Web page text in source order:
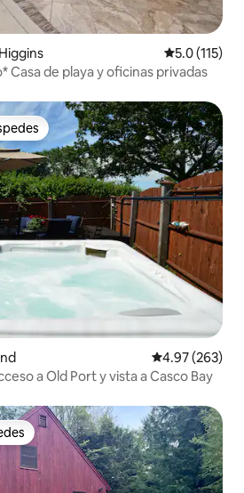
Calificación
5.0 (115)
Casa de playa y oficinas privadas
preferido
Calificación
4.97 (263)
a Old Port y vista a Casco Bay